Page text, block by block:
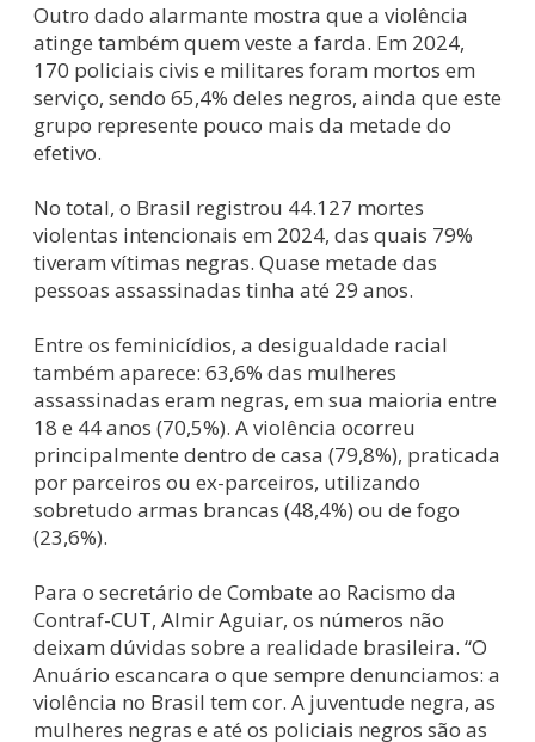
Outro dado alarmante mostra que a violência
atinge também quem veste a farda. Em 2024,
170 policiais civis e militares foram mortos em
serviço, sendo 65,4% deles negros, ainda que este
grupo represente pouco mais da metade do
efetivo.
No total, o Brasil registrou 44.127 mortes
violentas intencionais em 2024, das quais 79%
tiveram vítimas negras. Quase metade das
pessoas assassinadas tinha até 29 anos.
Entre os feminicídios, a desigualdade racial
também aparece: 63,6% das mulheres
assassinadas eram negras, em sua maioria entre
18 e 44 anos (70,5%). A violência ocorreu
principalmente dentro de casa (79,8%), praticada
por parceiros ou ex-parceiros, utilizando
sobretudo armas brancas (48,4%) ou de fogo
(23,6%).
Para o secretário de Combate ao Racismo da
Contraf-CUT, Almir Aguiar, os números não
deixam dúvidas sobre a realidade brasileira. “O
Anuário escancara o que sempre denunciamos: a
violência no Brasil tem cor. A juventude negra, as
mulheres negras e até os policiais negros são as